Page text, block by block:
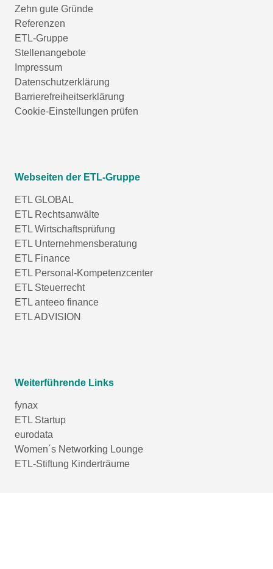
Zehn gute Gründe
Referenzen
ETL-Gruppe
Stellenangebote
Impressum
Datenschutzerklärung
Barrierefreiheitserklärung
Cookie-Einstellungen prüfen
Webseiten der ETL-Gruppe
ETL GLOBAL
ETL Rechtsanwälte
ETL Wirtschaftsprüfung
ETL Unternehmensberatung
ETL Finance
ETL Personal-Kompetenzcenter
ETL Steuerrecht
ETL anteeo finance
ETL ADVISION
Weiterführende Links
fynax
ETL Startup
eurodata
Women´s Networking Lounge
ETL-Stiftung Kinderträume